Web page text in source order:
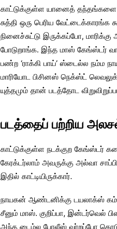
காட்டுக்குள்ள யானைத் தந்தங்களை
சுத்தி ஒரு பெரிய
நினைச்சுட்டு இருக்கப்போ,
போடுறாங்க. இந்த மாஸ் கேங்ஸ்டர்
பண்ற ‘ராக்கி பாய்’ ஸ்டைல்ல நம்ம
மாரியோட பிசினஸ் நெக்ஸ்ட்
யுத்தமும் தான் படத்தோட
படத்தைப் பற்றிய
காட்டுக்குள்ள நடக்குற கேங்ஸ்டர்
கேரக்டர்லாம் அவருக்கு அல்வா
இதில் காட்டியிருக்கார்.
நாயகன் ஆண்டனிக்கு டயலாக்ஸ்
சீனும் மாஸ். குறிப்பா, இன்டர்வெல்
அந்த டைம்ல போலீஸ் வர்றப்போ